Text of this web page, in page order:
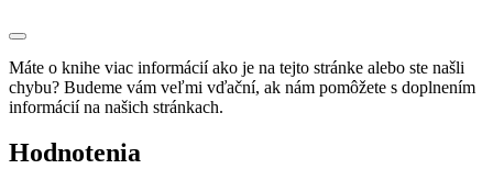
Máte o knihe viac informácií ako je na tejto stránke alebo ste našli
chybu? Budeme vám veľmi vďační, ak nám pomôžete s doplnením
informácií na našich stránkach.
Hodnotenia